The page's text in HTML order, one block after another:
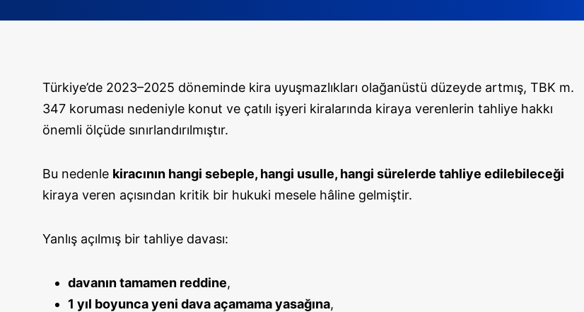
Türkiye’de 2023–2025 döneminde kira uyuşmazlıkları olağanüstü düzeyde artmış, TBK m.
347 koruması nedeniyle konut ve çatılı işyeri kiralarında kiraya verenlerin tahliye hakkı
önemli ölçüde sınırlandırılmıştır.
Bu nedenle kiracının hangi sebeple, hangi usulle, hangi sürelerde tahliye edilebileceği
kiraya veren açısından kritik bir hukuki mesele hâline gelmiştir.
Yanlış açılmış bir tahliye davası:
davanın tamamen reddine,
1 yıl boyunca yeni dava açamama yasağına,